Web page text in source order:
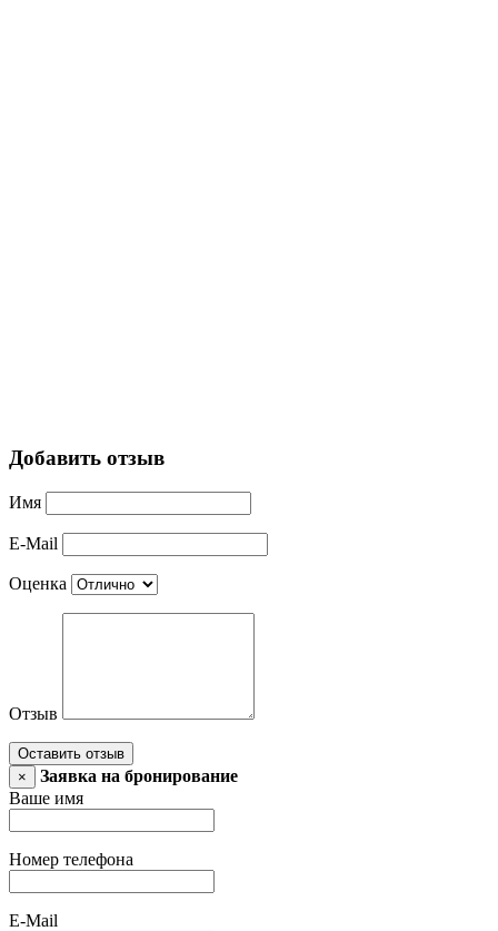
Добавить отзыв
Имя
E-Mail
Оценка
Отзыв
Оставить отзыв
×
Заявка на бронирование
Ваше имя
Номер телефона
E-Mail